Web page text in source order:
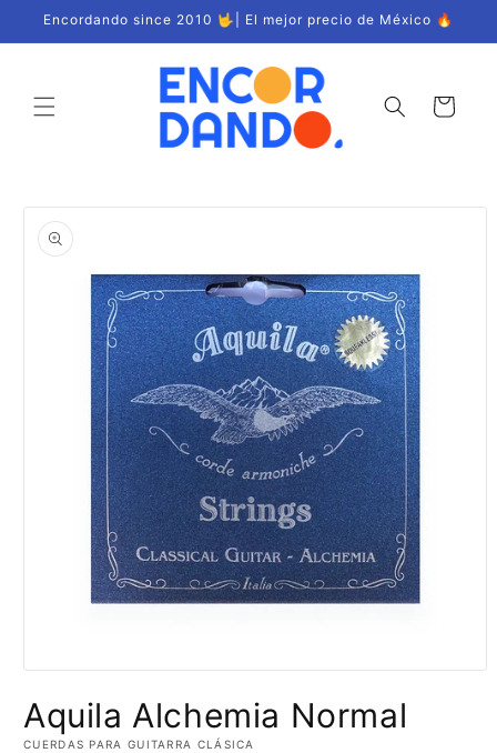
directamente
al contenido
Encordando since 2010 🤟| El mejor precio de México 🔥
Carrito
directamente
información
Abrir
multimedia
1
en
Aquila Alchemia Normal
CUERDAS PARA GUITARRA CLÁSICA